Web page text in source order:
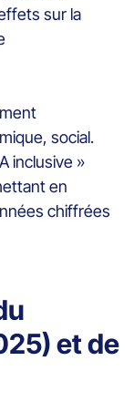
sur la
social.
inclusive »
en
chiffrées
et de